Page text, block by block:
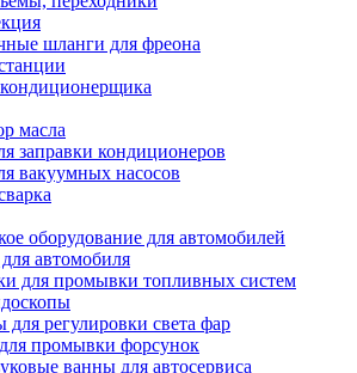
шланги для фреона
масла
заправки кондиционеров
вакуумных насосов
оборудование для автомобилей
автомобиля
для промывки топливных систем
регулировки света фар
промывки форсунок
ванны для автосервиса